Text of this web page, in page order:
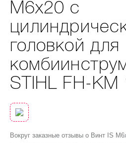
M6х20 с
головкой для
STIHL FH-KM
Вокруг заказные отзывы о Винт IS